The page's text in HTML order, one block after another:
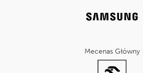
Mecenas Główny